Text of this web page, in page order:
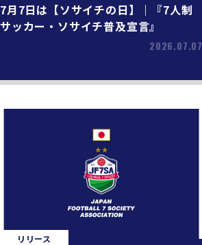
7月7日は【ソサイチの日】｜『7人制
サッカー・ソサイチ普及宣言』
2026.07.07
リリース